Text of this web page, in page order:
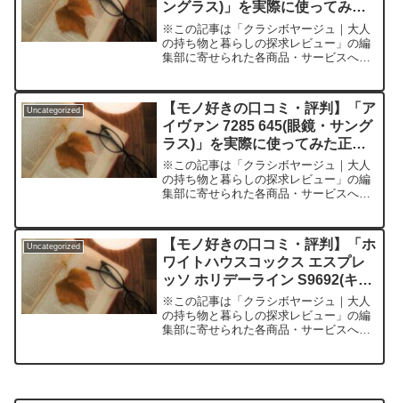
ングラス)」を実際に使ってみた
正直感想
※この記事は「クラシボヤージュ｜大人
の持ち物と暮らしの探求レビュー」の編
集部に寄せられた各商品・サービスへの
る？「オークリー リードライン」のリア
ルな実力とはメガネやサ...
Uncategorized
【モノ好きの口コミ・評判】「ア
イヴァン 7285 645(眼鏡・サング
ラス)」を実際に使ってみた正直
感想
※この記事は「クラシボヤージュ｜大人
の持ち物と暮らしの探求レビュー」の編
集部に寄せられた各商品・サービスへの
次世代メガネの実力とは？「自分に似合
う眼鏡がなかなか見つ...
Uncategorized
【モノ好きの口コミ・評判】「ホ
ワイトハウスコックス エスプレ
ッソ ホリデーライン S9692(キー
ケース・キーオーガナイザー)」
を実際に使ってみた正直感想
※この記事は「クラシボヤージュ｜大人
の持ち物と暮らしの探求レビュー」の編
集部に寄せられた各商品・サービスへの